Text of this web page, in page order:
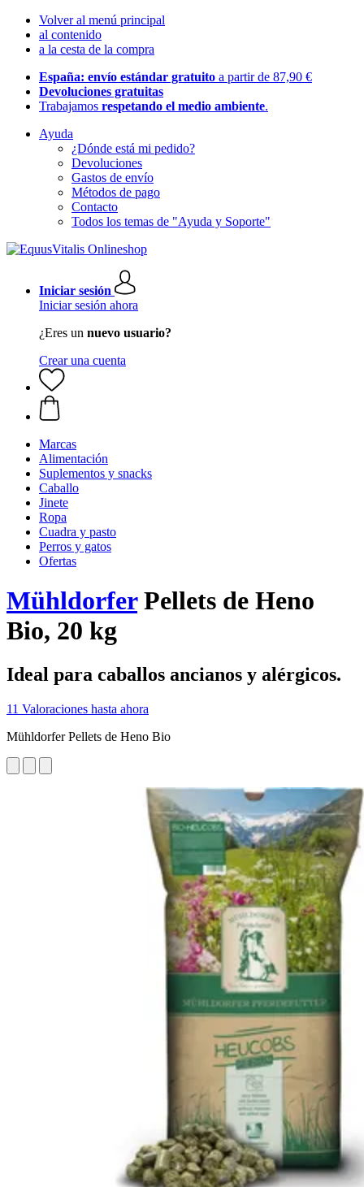
Volver al menú principal
al contenido
a la cesta de la compra
España: envío estándar gratuito a partir de 87,90 €
Devoluciones gratuitas
Trabajamos respetando el medio ambiente.
Ayuda
¿Dónde está mi pedido?
Devoluciones
Gastos de envío
Métodos de pago
Contacto
Todos los temas de "Ayuda y Soporte"
Iniciar sesión
Iniciar sesión ahora
¿Eres un nuevo usuario?
Crear una cuenta
Marcas
Alimentación
Suplementos y snacks
Caballo
Jinete
Ropa
Cuadra y pasto
Perros y gatos
Ofertas
MühldorferPellets de Heno
Bio, 20 kg
Ideal para caballos ancianos y alérgicos.
11 Valoraciones hasta ahora
Mühldorfer Pellets de Heno Bio